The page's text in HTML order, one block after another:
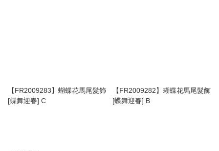
【FR2009283】蝴蝶花馬尾髮飾
[蝶舞迎春] C
【FR2009282】蝴蝶花馬尾髮飾
[蝶舞迎春] B